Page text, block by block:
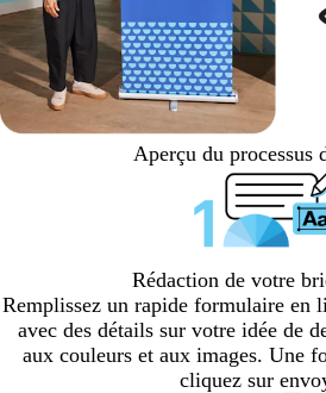
Aperçu du processus
Rédaction de votre
Remplissez un rapide formulaire en
avec des détails sur votre idée de
aux couleurs et aux images. Une
cliquez sur